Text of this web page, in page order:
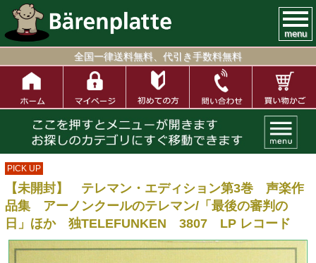
menu
全国一律送料無料、代引き手数料無料
PICK UP
【未開封】 テレマン・エディション第3巻 声楽作
品集 アーノンクールのテレマン/「最後の審判の
日」ほか 独TELEFUNKEN 3807 LP レコード